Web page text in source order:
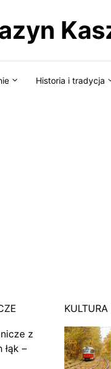
Historia i tradycja
z
łąk –